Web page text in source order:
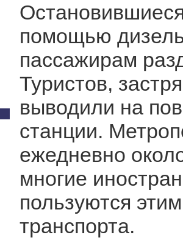
помощью
пассажирам
Туристов,
выводили на
станции.
ежедневно
многие
пользуются
транспорта.